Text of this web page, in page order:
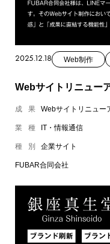
2025.12.18 Web制作
Webサイトリニュー
成果Webサイトリニュー
業種 IT・情報通信
種別企業サイト
FUBAR合同会社